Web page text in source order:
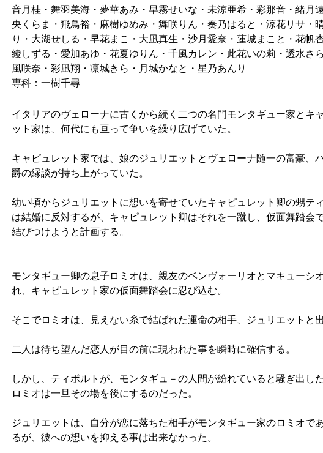
音月桂・舞羽美海・夢華あみ・早霧せいな・未涼亜希・彩那音・緒月
央くらま・飛鳥裕・麻樹ゆめみ・舞咲りん・奏乃はると・涼花リサ・
り・大湖せしる・早花まこ・大凪真生・沙月愛奈・蓮城まこと・花帆
綾しずる・愛加あゆ・花夏ゆりん・千風カレン・此花いの莉・透水さ
風咲奈・彩凪翔・凛城きら・月城かなと・星乃あんり
専科：一樹千尋
イタリアのヴェローナに古くから続く二つの名門モンタギュー家とキ
ット家は、何代にも亘って争いを繰り広げていた。
キャピュレット家では、娘のジュリエットとヴェローナ随一の富豪、
爵の縁談が持ち上がっていた。
幼い頃からジュリエットに想いを寄せていたキャピュレット卿の甥テ
は結婚に反対するが、キャピュレット卿はそれを一蹴し、仮面舞踏会
結びつけようと計画する。
モンタギュー卿の息子ロミオは、親友のベンヴォーリオとマキューシ
れ、キャピュレット家の仮面舞踏会に忍び込む。
そこでロミオは、見えない糸で結ばれた運命の相手、ジュリエットと出
二人は待ち望んだ恋人が目の前に現われた事を瞬時に確信する。
しかし、ティボルトが、モンタギュ－の人間が紛れていると騒ぎ出した
ロミオは一旦その場を後にするのだった。
ジュリエットは、自分が恋に落ちた相手がモンタギュー家のロミオで
るが、彼への想いを抑える事は出来なかった。